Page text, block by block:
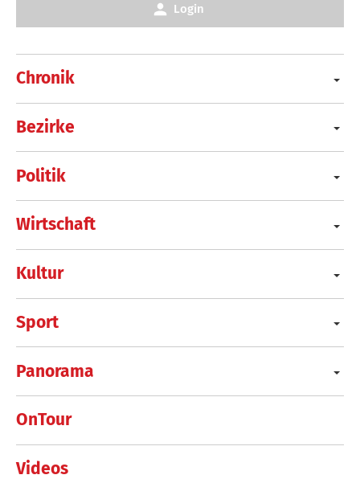
Chronik
Bezirke
Politik
Wirtschaft
Kultur
Sport
Panorama
OnTour
Videos
Login